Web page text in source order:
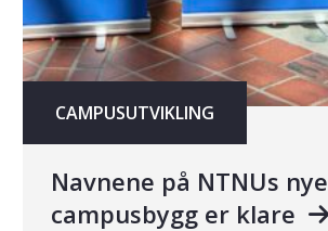
CAMPUSUTVIKLING
Navnene på NTNUs nye
campusbygg er klare